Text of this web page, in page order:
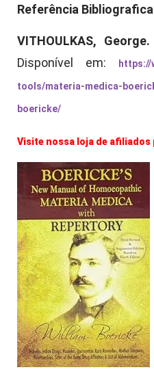
Referência Bibliografica
VITHOULKAS, George.
Disponível em:
https://
tools/materia-medica-
boericke/
Visite nossa loja de